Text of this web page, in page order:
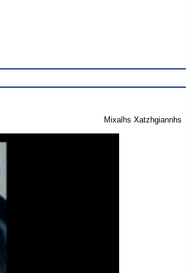
Mixalhs Xatzhgiannhs